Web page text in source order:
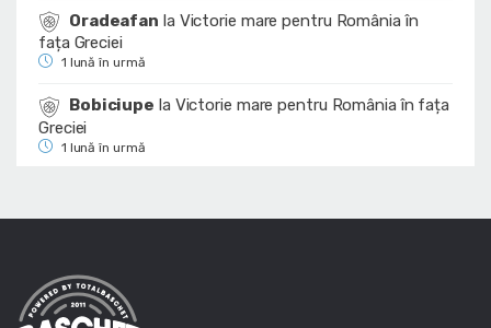
Oradeafan la Victorie mare pentru România în
fața Greciei
1 lună în urmă
Bobiciupe la Victorie mare pentru România în fața
Greciei
1 lună în urmă